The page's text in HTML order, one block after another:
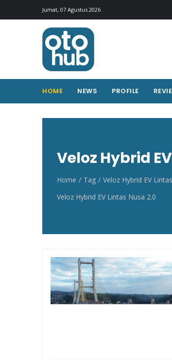
Jumat, 07 Agustus 2026
HOME NEWS PROFILE
Otohub.co
Portal berita otomotif Indonesia terkini
Veloz Hybrid
Home Tag
Veloz Hybrid EV
Veloz Hybrid EV Lintas Nusa 2.0